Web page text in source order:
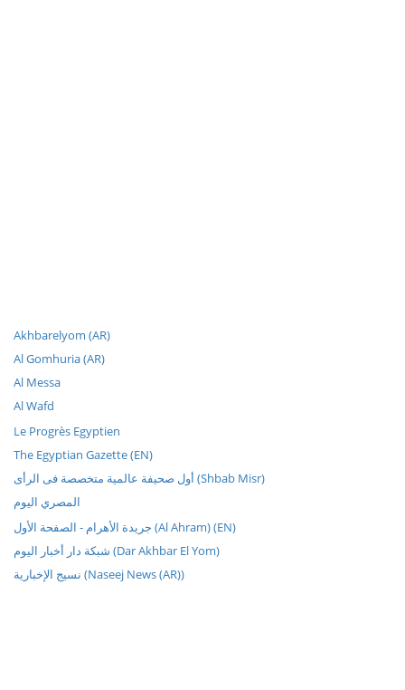
Akhbarelyom (AR)
Al Gomhuria (AR)
Al Messa
Al Wafd
Le Progrès Egyptien
The Egyptian Gazette (EN)
أول صحيفة عالمية متخصصة فى الرأى (Shbab Misr)
المصري اليوم
جريدة الأهرام - الصفحة الأول (Al Ahram) (EN)
شبكة دار أخبار اليوم (Dar Akhbar El Yom)
نسيج الإخبارية (Naseej News (AR))